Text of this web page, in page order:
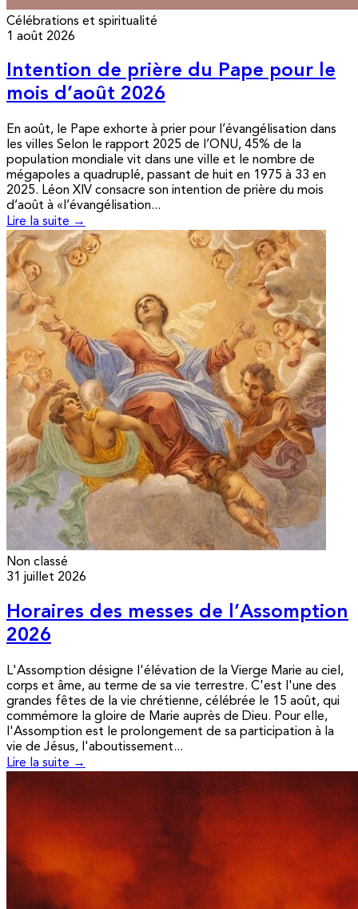
Célébrations et spiritualité
1 août 2026
Intention de prière du Pape pour le
mois d’août 2026
En août, le Pape exhorte à prier pour l’évangélisation dans
les villes Selon le rapport 2025 de l’ONU, 45% de la
population mondiale vit dans une ville et le nombre de
mégapoles a quadruplé, passant de huit en 1975 à 33 en
2025. Léon XIV consacre son intention de prière du mois
d’août à «l’évangélisation...
Lire la suite →
Non classé
31 juillet 2026
Horaires des messes de l’Assomption
2026
L'Assomption désigne l'élévation de la Vierge Marie au ciel,
corps et âme, au terme de sa vie terrestre. C'est l'une des
grandes fêtes de la vie chrétienne, célébrée le 15 août, qui
commémore la gloire de Marie auprès de Dieu. Pour elle,
l'Assomption est le prolongement de sa participation à la
vie de Jésus, l'aboutissement...
Lire la suite →